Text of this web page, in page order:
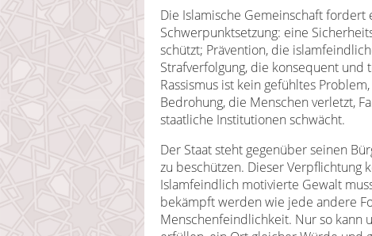
Die Islamische Gemeinschaft
Schwerpunktsetzung: eine
schützt; Prävention, die
Strafverfolgung, die konsequent
Rassismus ist kein gefühltes
Bedrohung, die Menschen verletzt,
staatliche Institutionen schwächt.
Der Staat steht gegenüber seinen
zu beschützen. Dieser Verpflichtung
Islamfeindlich motivierte Gewalt
bekämpft werden wie jede andere
Menschenfeindlichkeit. Nur so kann